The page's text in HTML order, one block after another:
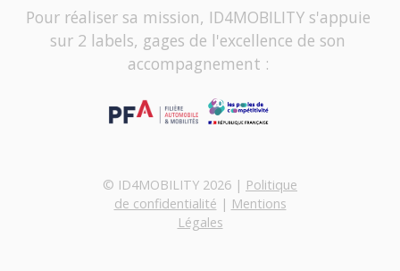
Pour réaliser sa mission, ID4MOBILITY s'appuie
sur 2 labels, gages de l'excellence de son
accompagnement :
© ID4MOBILITY 2026 | Politique
de confidentialité | Mentions
Légales